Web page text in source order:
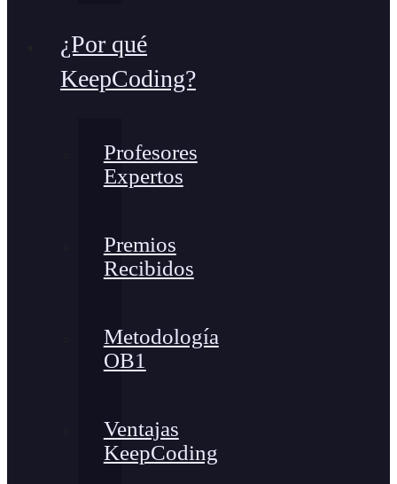
¿Por qué
KeepCoding?
Profesores
Expertos
Premios
Recibidos
Metodología
OB1
Ventajas
KeepCoding